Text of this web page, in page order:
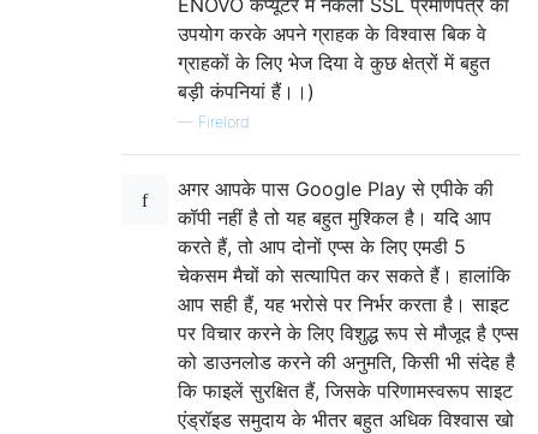
उपयोग करके अपने ग्राहक के विश्वास बिक वे
ग्राहकों के लिए भेज दिया वे कुछ क्षेत्रों में बहुत
बड़ी कंपनियां हैं।।)
— Firelord
अगर आपके पास Google Play से एपीके की
कॉपी नहीं है तो यह बहुत मुश्किल है। यदि आप
करते हैं, तो आप दोनों एप्स के लिए एमडी 5
चेकसम मैचों को सत्यापित कर सकते हैं। हालांकि
आप सही हैं, यह भरोसे पर निर्भर करता है। साइट
पर विचार करने के लिए विशुद्ध रूप से मौजूद है एप्स
को डाउनलोड करने की अनुमति, किसी भी संदेह है
कि फाइलें सुरक्षित हैं, जिसके परिणामस्वरूप साइट
एंड्रॉइड समुदाय के भीतर बहुत अधिक विश्वास खो